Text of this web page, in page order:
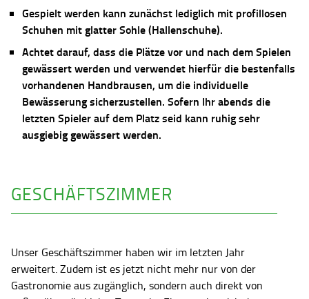
Gespielt werden kann zunächst lediglich mit profillosen
Schuhen mit glatter Sohle (Hallenschuhe).
Achtet darauf, dass die Plätze vor und nach dem Spielen
gewässert werden und verwendet hierfür die bestenfalls
vorhandenen Handbrausen, um die individuelle
Bewässerung sicherzustellen. Sofern Ihr abends die
letzten Spieler auf dem Platz seid kann ruhig sehr
ausgiebig gewässert werden.
GESCHÄFTSZIMMER
Unser Geschäftszimmer haben wir im letzten Jahr
erweitert. Zudem ist es jetzt nicht mehr nur von der
Gastronomie aus zugänglich, sondern auch direkt von